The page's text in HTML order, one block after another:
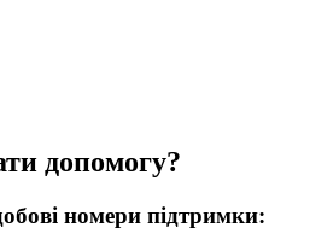
допомогу?
номери підтримки: